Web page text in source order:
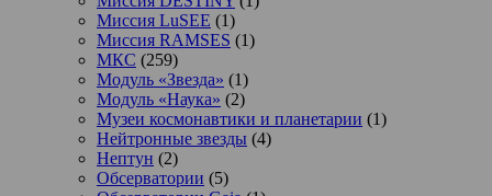
Миссия LuSEE (1)
Миссия RAMSES (1)
МКС (259)
Модуль «Звезда» (1)
Модуль «Наука» (2)
Музеи космонавтики и планетарии (1)
Нейтронные звезды (4)
Нептун (2)
Обсерватории (5)